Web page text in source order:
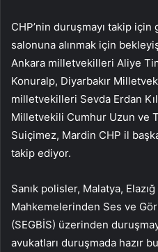
CHP’nin duruşmayı takip
salonuna alınmak için
Ankara milletvekilleri Aliye
Konuralp, Diyarbakır
milletvekilleri Sevda Erdan
Milletvekili Cumhur Uzun ve
Suiçimez, Mardin CHP il
takip ediyor.
Sanık polisler, Malatya,
Mahkemelerinden Ses ve
(SEGBİS) üzerinden
avukatları duruşmada hazır